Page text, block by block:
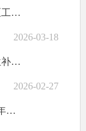
关于对永靖县2026年3月份社长、社区工作者、网格员等乡村工作人员报酬发放情况的公示
2026-03-18
关于发放2026年2月份乡村公益性岗位补贴的公示
2026-02-27
永靖县库移中心关于发放2026年上半年大中型水库移民后期扶持补助资金的公示